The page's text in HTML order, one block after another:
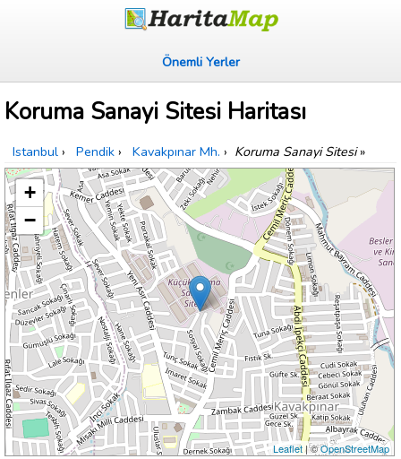
Önemli Yerler
Koruma Sanayi Sitesi Haritası
Istanbul › Pendik › Kavakpınar Mh. › Koruma Sanayi Sitesi»
+
−
Leaflet| ©OpenStreetMap